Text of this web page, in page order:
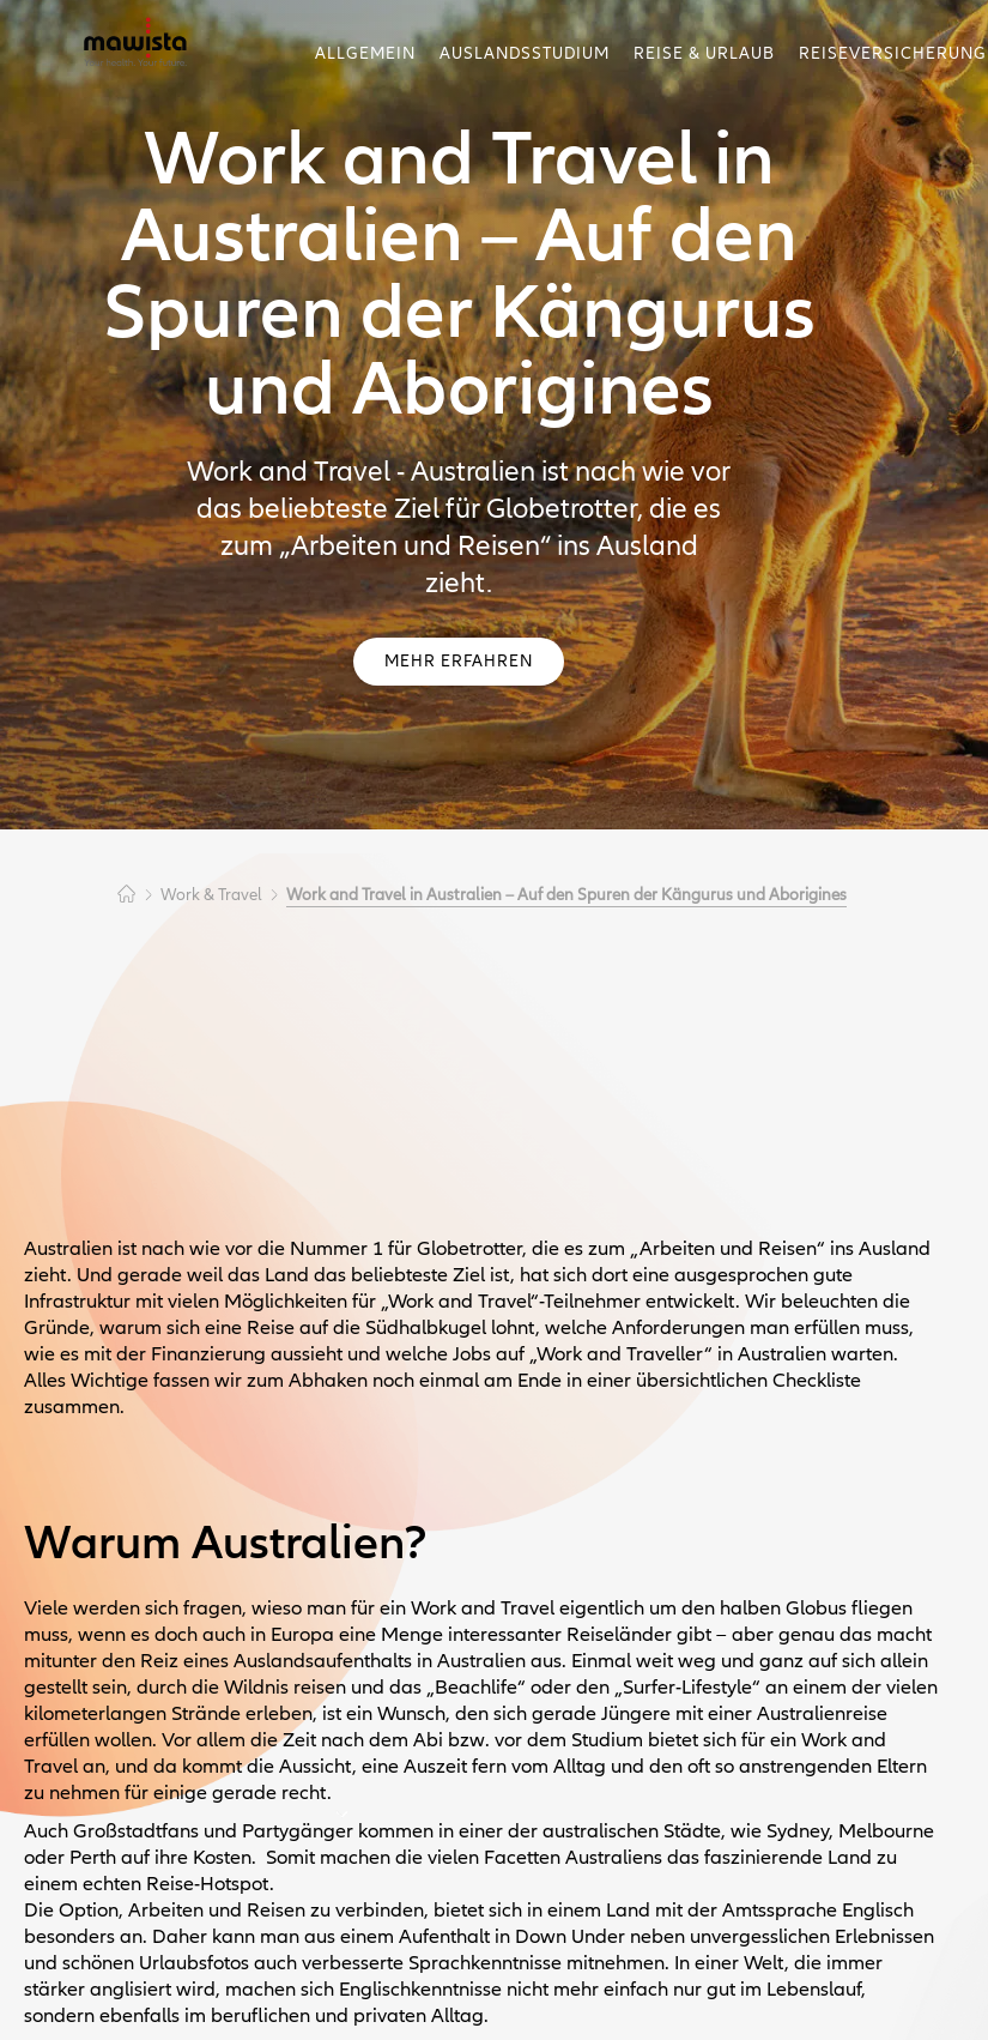
ALLGEMEIN AUSLANDSSTUDIUM REISE & URLAUB REISEVERSICHERUNG
Work and Travel in
Australien – Auf den
Spuren der Kängurus
und Aborigines
Work and Travel - Australien ist nach wie vor
das beliebteste Ziel für Globetrotter, die es
zum „Arbeiten und Reisen“ ins Ausland
zieht.
MEHR ERFAHREN
Work & Travel Work and Travel in Australien – Auf den Spuren der Kängurus und Aborigines
Australien ist nach wie vor die Nummer 1 für Globetrotter, die es zum „Arbeiten und Reisen“ ins Ausland
zieht. Und gerade weil das Land das beliebteste Ziel ist, hat sich dort eine ausgesprochen gute
Infrastruktur mit vielen Möglichkeiten für „Work and Travel“-Teilnehmer entwickelt. Wir beleuchten die
Gründe, warum sich eine Reise auf die Südhalbkugel lohnt, welche Anforderungen man erfüllen muss,
wie es mit der Finanzierung aussieht und welche Jobs auf „Work and Traveller“ in Australien warten.
Alles Wichtige fassen wir zum Abhaken noch einmal am Ende in einer übersichtlichen Checkliste
zusammen.
Warum Australien?
Viele werden sich fragen, wieso man für ein Work and Travel eigentlich um den halben Globus fliegen
muss, wenn es doch auch in Europa eine Menge interessanter Reiseländer gibt – aber genau das macht
mitunter den Reiz eines Auslandsaufenthalts in Australien aus. Einmal weit weg und ganz auf sich allein
gestellt sein, durch die Wildnis reisen und das „Beachlife“ oder den „Surfer-Lifestyle“ an einem der vielen
kilometerlangen Strände erleben, ist ein Wunsch, den sich gerade Jüngere mit einer Australienreise
erfüllen wollen. Vor allem die Zeit nach dem Abi bzw. vor dem Studium bietet sich für ein Work and
Travel an, und da kommt die Aussicht, eine Auszeit fern vom Alltag und den oft so anstrengenden Eltern
zu nehmen für einige gerade recht.
Auch Großstadtfans und Partygänger kommen in einer der australischen Städte, wie Sydney, Melbourne
oder Perth auf ihre Kosten. Somit machen die vielen Facetten Australiens das faszinierende Land zu
einem echten Reise-Hotspot.
Die Option, Arbeiten und Reisen zu verbinden, bietet sich in einem Land mit der Amtssprache Englisch
besonders an. Daher kann man aus einem Aufenthalt in Down Under neben unvergesslichen Erlebnissen
und schönen Urlaubsfotos auch verbesserte Sprachkenntnisse mitnehmen. In einer Welt, die immer
stärker anglisiert wird, machen sich Englischkenntnisse nicht mehr einfach nur gut im Lebenslauf,
sondern ebenfalls im beruflichen und privaten Alltag.